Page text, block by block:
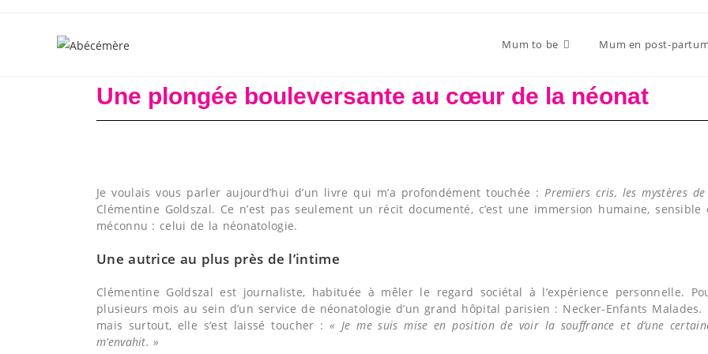
Mum to be Mum en post-
Une plongée bouleversante au cœur de la néonat
Je voulais vous parler aujourd’hui d’un livre qui m’a profondément touchée :Premiers cris, les mystères
Clémentine Goldszal. Ce n’est pas seulement un récit documenté, c’est une immersion humaine,
méconnu : celui de la néonatologie.
Une autrice au plus près de l’intime
Clémentine Goldszal est journaliste, habituée à mêler le regard sociétal à l’expérience personnelle.
plusieurs mois au sein d’un service de néonatologie d’un grand hôpital parisien : Necker-Enfants
mais surtout, elle s’est laissé toucher :« Je me suis mise en position de voir la souffrance et d’une
m’envahit. »